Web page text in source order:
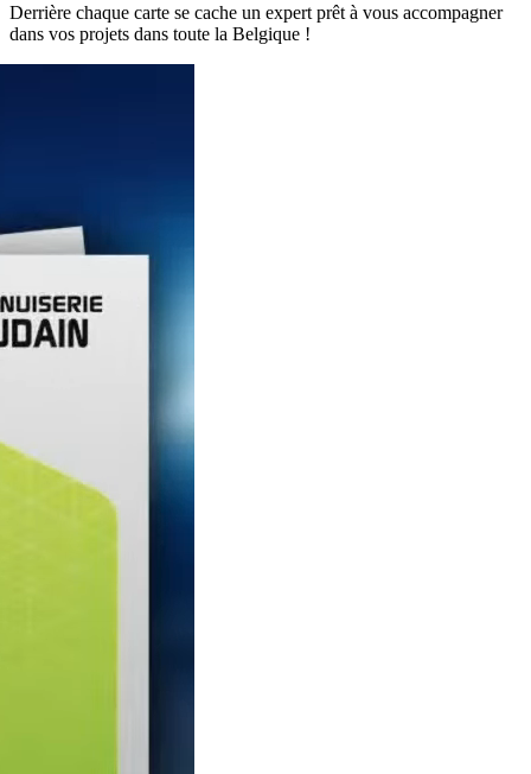
Derrière chaque carte se cache un expert prêt à vous accompagner
dans vos projets dans toute la Belgique !